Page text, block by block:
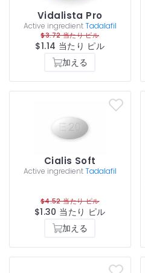
Vidalista Pro
Active ingredientTadalafil
$3.72 当たり ピル
$1.14 当たり ピル
加える
Cialis Soft
Active ingredientTadalafil
$4.52 当たり ピル
$1.30 当たり ピル
加える